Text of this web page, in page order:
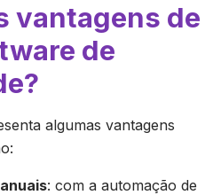
vantagens de
de
algumas vantagens
: com a automação de